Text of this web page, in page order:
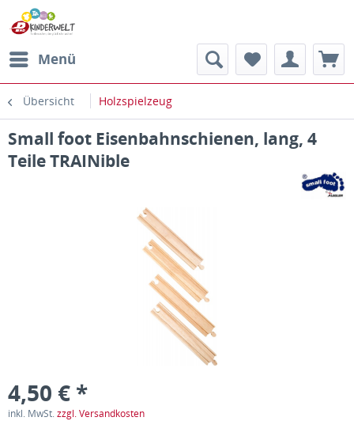
Menü
Übersicht Holzspielzeug
Small foot Eisenbahnschienen, lang, 4
Teile TRAINible
4,50 € *
inkl. MwSt.zzgl. Versandkosten